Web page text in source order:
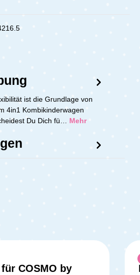
ist die Grundlage von
4in1 Kombikinderwagen
Du Dich fü… Mehr
COSMO by